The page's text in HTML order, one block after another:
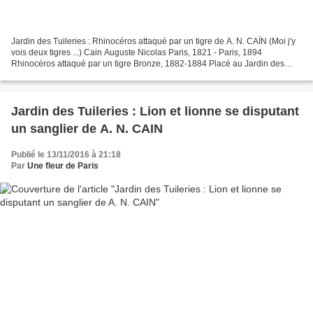
Jardin des Tuileries : Rhinocéros attaqué par un tigre de A. N. CAÏN (Moi j'y
vois deux tigres ...) Cain Auguste Nicolas Paris, 1821 - Paris, 1894
Rhinocéros attaqué par un tigre Bronze, 1882-1884 Placé au Jardin des
Jardin des Tuileries : Lion et lionne se disputant
un sanglier de A. N. CAIN
Publié le 13/11/2016 à 21:18
Par Une fleur de Paris